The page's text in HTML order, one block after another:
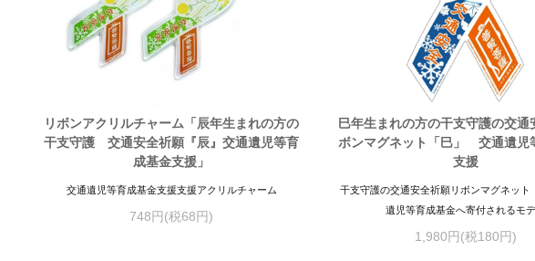
リボンアクリルチャーム「辰年生まれの方の
干支守護 交通安全祈願『辰』交通遺児等育
成基金支援」
交通遺児等育成基金支援支援アクリルチャーム
748円(税68円)
巳年生まれの方の干支守護の交通
ボンマグネット「巳」 交通遺児
支援
干支守護の交通安全祈願リボンマグネッ
遺児等育成基金へ寄付されるモ
1,980円(税180円)